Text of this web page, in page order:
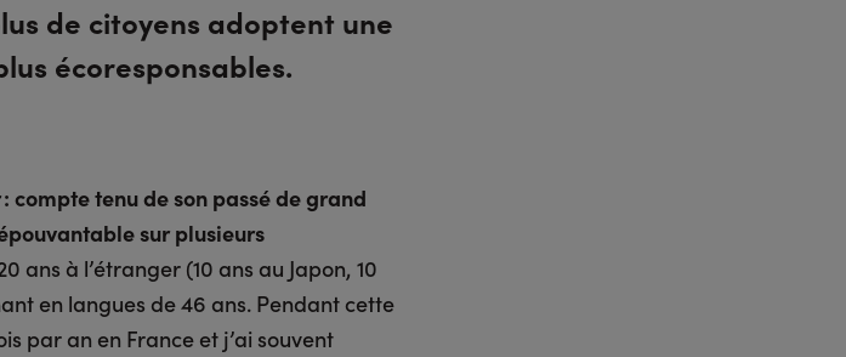
de citoyens adoptent une
écoresponsables.
compte tenu de son passé de grand
sur plusieurs
ans à l’étranger (10 ans au Japon, 10
en langues de 46 ans. Pendant cette
par an en France et j’ai souvent